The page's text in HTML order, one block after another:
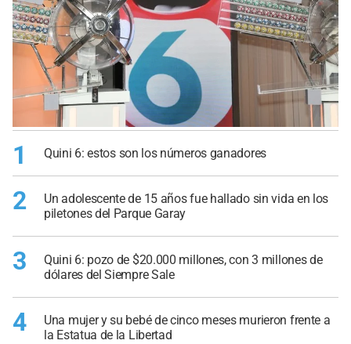
1 Quini 6: estos son los números ganadores
2
Un adolescente de 15 años fue hallado sin vida en los
piletones del Parque Garay
3
Quini 6: pozo de $20.000 millones, con 3 millones de
dólares del Siempre Sale
4
Una mujer y su bebé de cinco meses murieron frente a
la Estatua de la Libertad